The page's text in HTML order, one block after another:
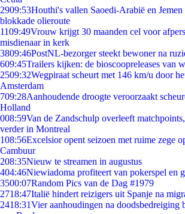
2909:53Houthi's vallen Saoedi-Arabië en Jemen
blokkade olieroute
1109:49Vrouw krijgt 30 maanden cel voor
misdienaar in kerk
3809:46PostNL-bezorger steekt bewoner na
609:45Trailers kijken: de bioscoopreleases van
2509:32Wegpiraat scheurt met 146 km/u door
Amsterdam
709:28Aanhoudende droogte veroorzaakt
Holland
008:59Van de Zandschulp overleeft
verder in Montreal
108:56Excelsior opent seizoen met ruime zege
Cambuur
208:35Nieuw te streamen in augustus
404:46Niewiadoma profiteert van pokerspel en
3500:07Random Pics van de Dag #1979
2718:47Italië hindert reizigers uit Spanje na
2418:31Vier aanhoudingen na doodsbedreiging